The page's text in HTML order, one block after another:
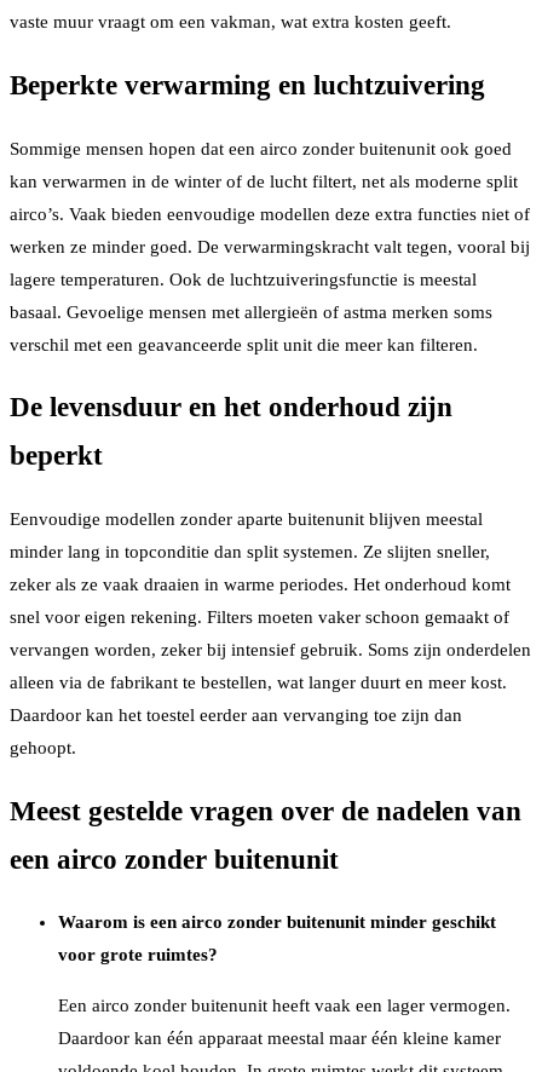
vaste muur vraagt om een vakman, wat extra kosten geeft.
Beperkte verwarming en luchtzuivering
Sommige mensen hopen dat een airco zonder buitenunit ook goed
kan verwarmen in de winter of de lucht filtert, net als moderne split
airco’s. Vaak bieden eenvoudige modellen deze extra functies niet of
werken ze minder goed. De verwarmingskracht valt tegen, vooral bij
lagere temperaturen. Ook de luchtzuiveringsfunctie is meestal
basaal. Gevoelige mensen met allergieën of astma merken soms
verschil met een geavanceerde split unit die meer kan filteren.
De levensduur en het onderhoud zijn
beperkt
Eenvoudige modellen zonder aparte buitenunit blijven meestal
minder lang in topconditie dan split systemen. Ze slijten sneller,
zeker als ze vaak draaien in warme periodes. Het onderhoud komt
snel voor eigen rekening. Filters moeten vaker schoon gemaakt of
vervangen worden, zeker bij intensief gebruik. Soms zijn onderdelen
alleen via de fabrikant te bestellen, wat langer duurt en meer kost.
Daardoor kan het toestel eerder aan vervanging toe zijn dan
gehoopt.
Meest gestelde vragen over de nadelen van
een airco zonder buitenunit
Waarom is een airco zonder buitenunit minder geschikt
voor grote ruimtes?
Een airco zonder buitenunit heeft vaak een lager vermogen.
Daardoor kan één apparaat meestal maar één kleine kamer